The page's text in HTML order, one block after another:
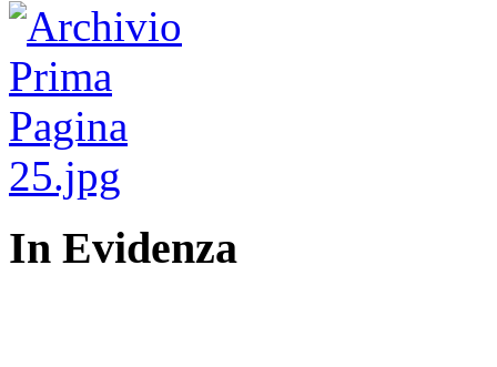
In Evidenza